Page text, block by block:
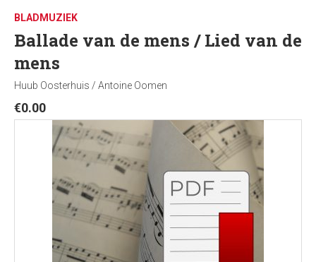
BLADMUZIEK
Ballade van de mens / Lied van de
mens
Huub Oosterhuis / Antoine Oomen
€0.00